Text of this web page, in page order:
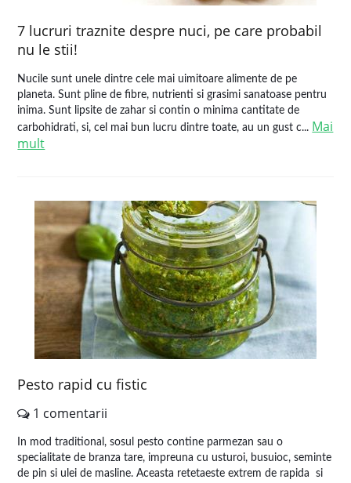
7 lucruri traznite despre nuci, pe care probabil
nu le stii!
Nucile sunt unele dintre cele mai uimitoare alimente de pe
planeta. Sunt pline de fibre, nutrienti si grasimi sanatoase pentru
inima. Sunt lipsite de zahar si contin o minima cantitate de
carbohidrati, si, cel mai bun lucru dintre toate, au un gust c... Mai
mult
Pesto rapid cu fistic
1 comentarii
In mod traditional, sosul pesto contine parmezan sau o
specialitate de branza tare, impreuna cu usturoi, busuioc, seminte
de pin si ulei de masline. Aceasta retetaeste extrem de rapida si